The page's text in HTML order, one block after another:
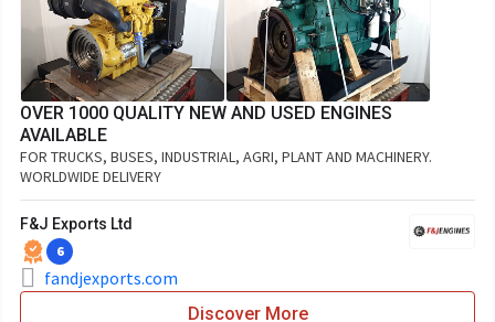
OVER 1000 QUALITY NEW AND USED ENGINES
AVAILABLE
FOR TRUCKS, BUSES, INDUSTRIAL, AGRI, PLANT AND MACHINERY.
WORLDWIDE DELIVERY
F&J Exports Ltd
6
fandjexports.com
Discover More